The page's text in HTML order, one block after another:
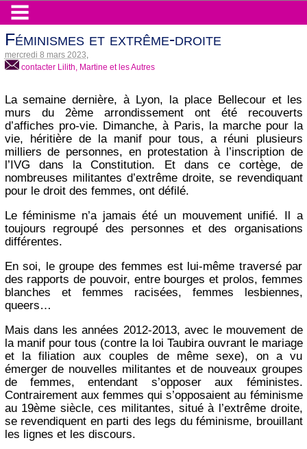
Féminismes et extrême-droite
mercredi 8 mars 2023
contacter Lilith, Martine et les Autres
La semaine dernière, à Lyon, la place Bellecour et les
murs du 2ème arrondissement ont été recouverts
d’affiches pro-vie. Dimanche, à Paris, la marche pour la
vie, héritière de la manif pour tous, a réuni plusieurs
milliers de personnes, en protestation à l’inscription de
l’IVG dans la Constitution. Et dans ce cortège, de
nombreuses militantes d’extrême droite, se revendiquant
pour le droit des femmes, ont défilé.
Le féminisme n’a jamais été un mouvement unifié. Il a
toujours regroupé des personnes et des organisations
différentes.
En soi, le groupe des femmes est lui-même traversé par
des rapports de pouvoir, entre bourges et prolos, femmes
blanches et femmes racisées, femmes lesbiennes,
queers…
Mais dans les années 2012-2013, avec le mouvement de
la manif pour tous (contre la loi Taubira ouvrant le mariage
et la filiation aux couples de même sexe), on a vu
émerger de nouvelles militantes et de nouveaux groupes
de femmes, entendant s’opposer aux féministes.
Contrairement aux femmes qui s’opposaient au féminisme
au 19ème siècle, ces militantes, situé à l’extrême droite,
se revendiquent en parti des legs du féminisme, brouillant
les lignes et les discours.